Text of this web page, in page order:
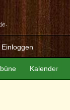
Einloggen
Kalender